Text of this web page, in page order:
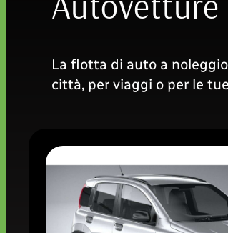
La flotta di auto a
città, per viaggi o per le